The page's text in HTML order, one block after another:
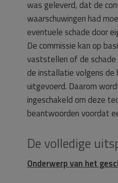
was geleverd, dat de
waarschuwingen had
eventuele schade door
De commissie kan op
vaststellen of de
de installatie volgens de
uitgevoerd. Daarom
ingeschakeld om deze
beantwoorden voordat
De volledige
Onderwerp van het